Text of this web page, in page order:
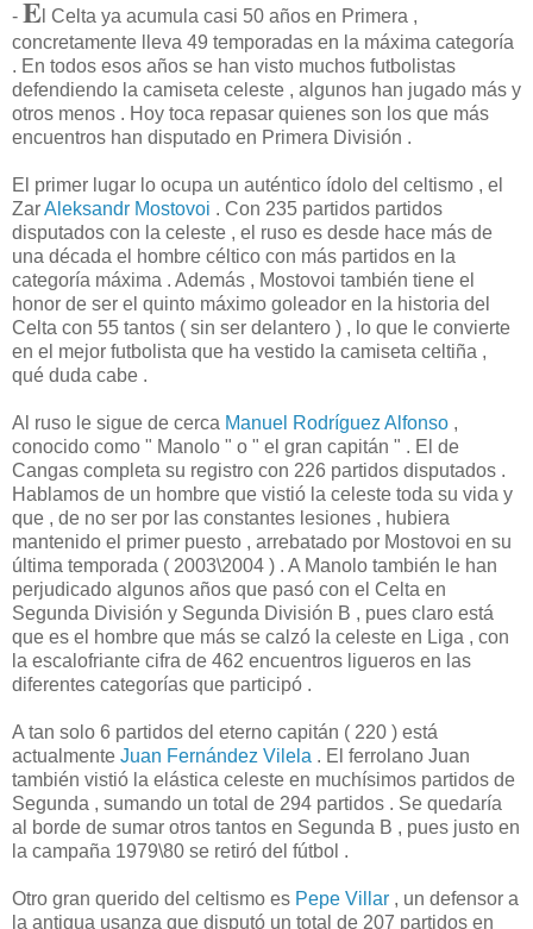
- E l Celta ya acumula casi 50 años en Primera ,
concretamente lleva 49 temporadas en la máxima categoría
. En todos esos años se han visto muchos futbolistas
defendiendo la camiseta celeste , algunos han jugado más y
otros menos . Hoy toca repasar quienes son los que más
encuentros han disputado en Primera División .
El primer lugar lo ocupa un auténtico ídolo del celtismo , el
ZarAleksandr Mostovoi . Con 235 partidos partidos
disputados con la celeste , el ruso es desde hace más de
una década el hombre céltico con más partidos en la
categoría máxima . Además , Mostovoi también tiene el
honor de ser el quinto máximo goleador en la historia del
Celta con 55 tantos ( sin ser delantero ) , lo que le convierte
en el mejor futbolista que ha vestido la camiseta celtiña ,
qué duda cabe .
Al ruso le sigue de cerca Manuel Rodríguez Alfonso ,
conocido como " Manolo " o " el gran capitán " . El de
Cangas completa su registro con 226 partidos disputados .
Hablamos de un hombre que vistió la celeste toda su vida y
que , de no ser por las constantes lesiones , hubiera
mantenido el primer puesto , arrebatado por Mostovoi en su
última temporada ( 2003\2004 ) . A Manolo también le han
perjudicado algunos años que pasó con el Celta en
Segunda División y Segunda División B , pues claro está
que es el hombre que más se calzó la celeste en Liga , con
la escalofriante cifra de 462 encuentros ligueros en las
diferentes categorías que participó .
A tan solo 6 partidos del eterno capitán ( 220 ) está
actualmente Juan Fernández Vilela . El ferrolano Juan
también vistió la elástica celeste en muchísimos partidos de
Segunda , sumando un total de 294 partidos . Se quedaría
al borde de sumar otros tantos en Segunda B , pues justo en
la campaña 1979\80 se retiró del fútbol .
Otro gran querido del celtismo es Pepe Villar , un defensor a
la antigua usanza que disputó un total de 207 partidos en